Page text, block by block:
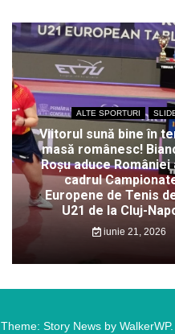
ALTE SPORTURI
Viitorul sună bine în
masă românesc!
Roșu aduce României
cadrul
Europene de Tenis
U21 de la Cluj-
iunie 21, 2026
Theme: Story News by WalkerWP.